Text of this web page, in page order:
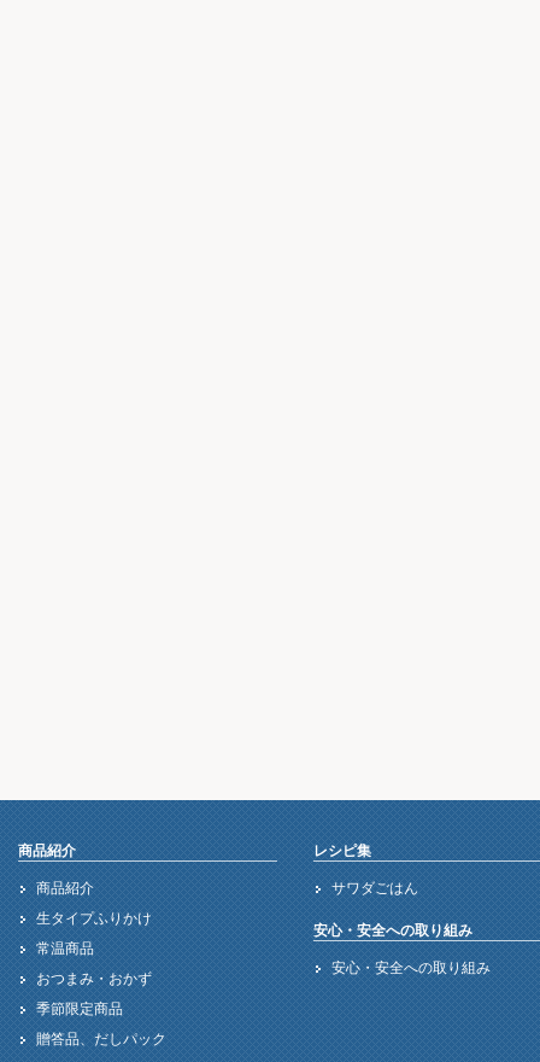
商品紹介
商品紹介
生タイプふりかけ
常温商品
おつまみ・おかず
季節限定商品
贈答品、だしパック
レシピ集
サワダごはん
安心・安全への取り組み
安心・安全への取り組み